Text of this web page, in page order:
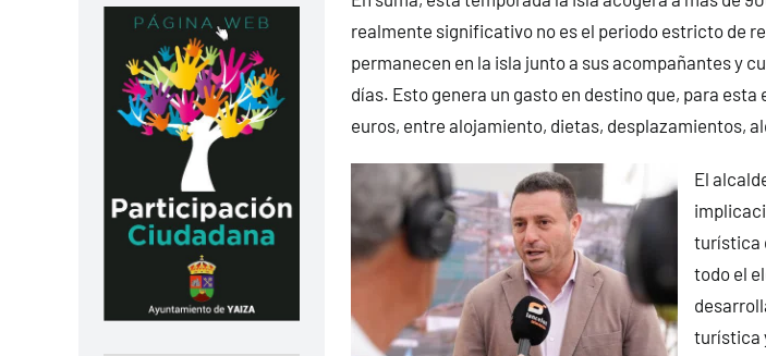
realmente significativo no es el periodo estricto de
permanecen en la isla junto a sus acompañantes y
días. Esto genera un gasto en destino que, para esta
euros, entre alojamiento, dietas, desplazamientos,
El
turística
todo el
turística